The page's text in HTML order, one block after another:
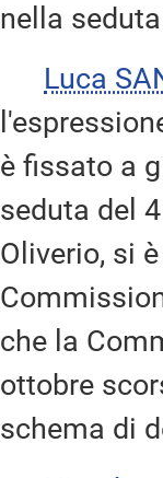
nella
Luca
è fissato a
seduta del
Oliverio, si
che la
ottobre
schema di